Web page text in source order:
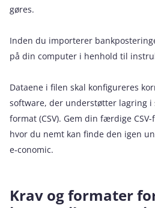
gøres.
Inden du importerer
på din computer i henhold til
Dataene i filen skal konfigureres
software, der understøtter lagring i
format (CSV). Gem din færdige
hvor du nemt kan finde den igen
e‑conomic.
Krav og formater